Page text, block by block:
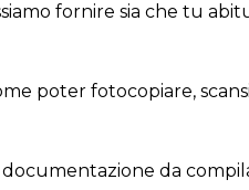
fornire sia che tu
poter fotocopiare,
da